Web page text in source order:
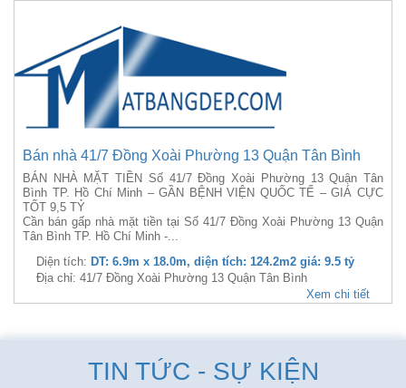
Bán nhà 41/7 Đồng Xoài Phường 13 Quận Tân Bình
BÁN NHÀ MẶT TIỀN Số 41/7 Đồng Xoài Phường 13 Quận Tân
Bình TP. Hồ Chí Minh – GẦN BỆNH VIỆN QUỐC TẾ – GIÁ CỰC
TỐT 9,5 TỶ
Cần bán gấp nhà mặt tiền tại Số 41/7 Đồng Xoài Phường 13 Quận
Tân Bình TP. Hồ Chí Minh -...
Diện tích: DT: 6.9m x 18.0m, diện tích: 124.2m2 giá: 9.5 tỷ
Địa chỉ: 41/7 Đồng Xoài Phường 13 Quận Tân Bình
Xem chi tiết
TIN TỨC - SỰ KIỆN